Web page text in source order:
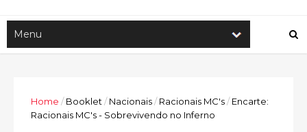
Home / Booklet / Nacionais/ Racionais MC's/ Encarte:
Racionais MC's - Sobrevivendo no Inferno